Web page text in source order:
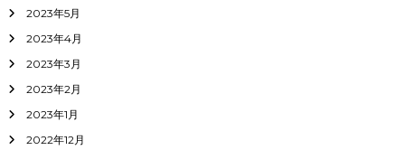
2023年5月
2023年4月
2023年3月
2023年2月
2023年1月
2022年12月